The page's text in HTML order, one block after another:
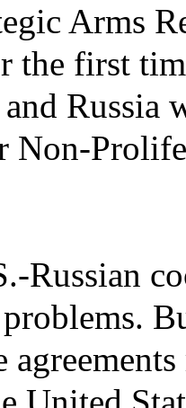
Arms
the first
Russia
Russian